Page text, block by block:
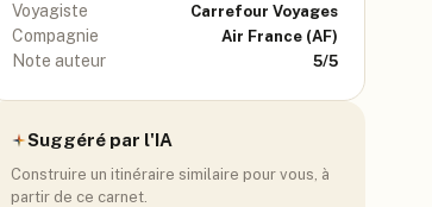
Voyagiste Carrefour Voyages
Compagnie Air France (AF)
Note auteur 5/5
Suggéré par l'IA
Construire un itinéraire similaire pour vous, à
partir de ce carnet.